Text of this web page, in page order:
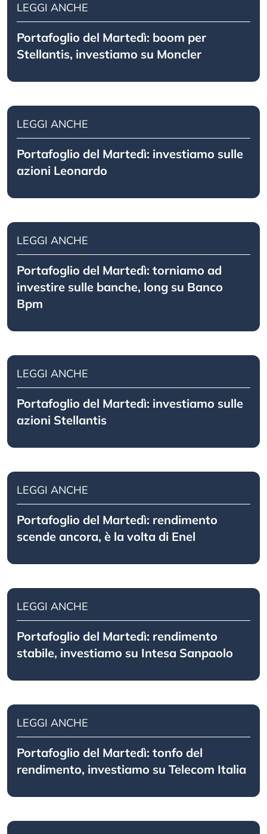
LEGGI ANCHE
Portafoglio del Martedì: boom per
Stellantis, investiamo su Moncler
LEGGI ANCHE
Portafoglio del Martedì: investiamo sulle
azioni Leonardo
LEGGI ANCHE
Portafoglio del Martedì: torniamo ad
investire sulle banche, long su Banco
Bpm
LEGGI ANCHE
Portafoglio del Martedì: investiamo sulle
azioni Stellantis
LEGGI ANCHE
Portafoglio del Martedì: rendimento
scende ancora, è la volta di Enel
LEGGI ANCHE
Portafoglio del Martedì: rendimento
stabile, investiamo su Intesa Sanpaolo
LEGGI ANCHE
Portafoglio del Martedì: tonfo del
rendimento, investiamo su Telecom Italia